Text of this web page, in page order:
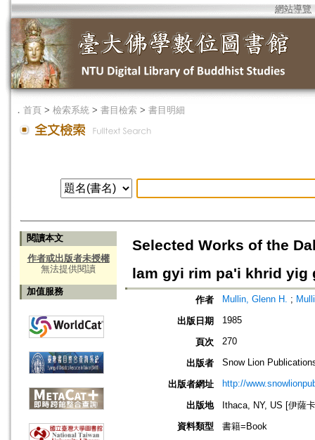
網站導覽
． 首頁 > 檢索系統 > 書目檢索 > 書目明細
閱讀本文
作者或出版者未授權
無法提供閱讀
加值服務
Selected Works of the
lam gyi rim pa'i khrid yig
作者 Mullin, Glenn H. ;
出版日期 1985
頁次 270
出版者 Snow Lion
出版者網址 http://
出版地
Ithaca, NY, US [伊薩
資料類型
書籍=Book